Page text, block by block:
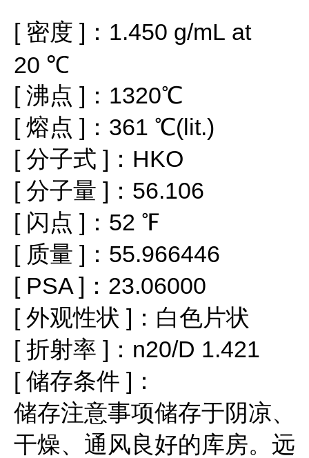
[ 密度 ]：1.450 g/mL at
20 ℃
[ 沸点 ]：1320℃
[ 熔点 ]：361 ℃(lit.)
[ 分子式 ]：HKO
[ 分子量 ]：56.106
[ 闪点 ]：52 ℉
[ 质量 ]：55.966446
[ PSA ]：23.06000
[ 外观性状 ]：白色片状
[ 折射率 ]：n20/D 1.421
[ 储存条件 ]：
储存注意事项储存于阴凉、
干燥、通风良好的库房。远